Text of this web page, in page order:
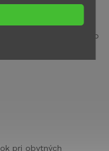
konštrukcii je ľahko
pri obytných